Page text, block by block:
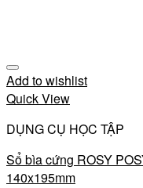
Add to wishlist
Quick View
DỤNG CỤ HỌC TẬP
Sổ bìa cứng ROSY
140x195mm